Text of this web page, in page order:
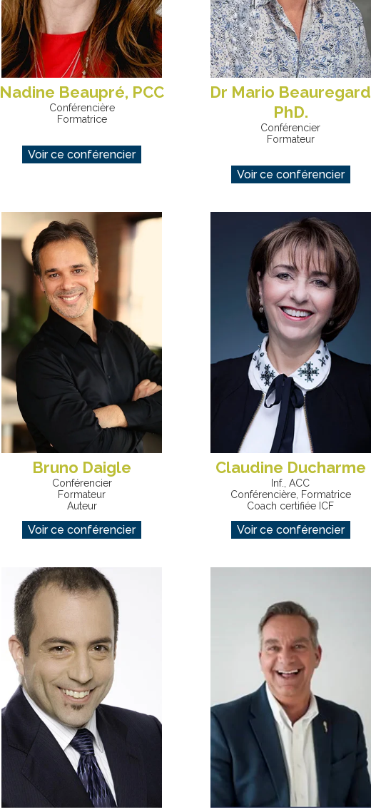
Nadine Beaupré, PCC
Conférencière
Formatrice
Voir ce conférencier
Dr Mario Beauregard
PhD.
Conférencier
Formateur
Voir ce conférencier
Bruno Daigle
Conférencier
Formateur
Auteur
Voir ce conférencier
Claudine Ducharme
Inf., ACC
Conférencière, Formatrice
Coach certifiée ICF
Voir ce conférencier